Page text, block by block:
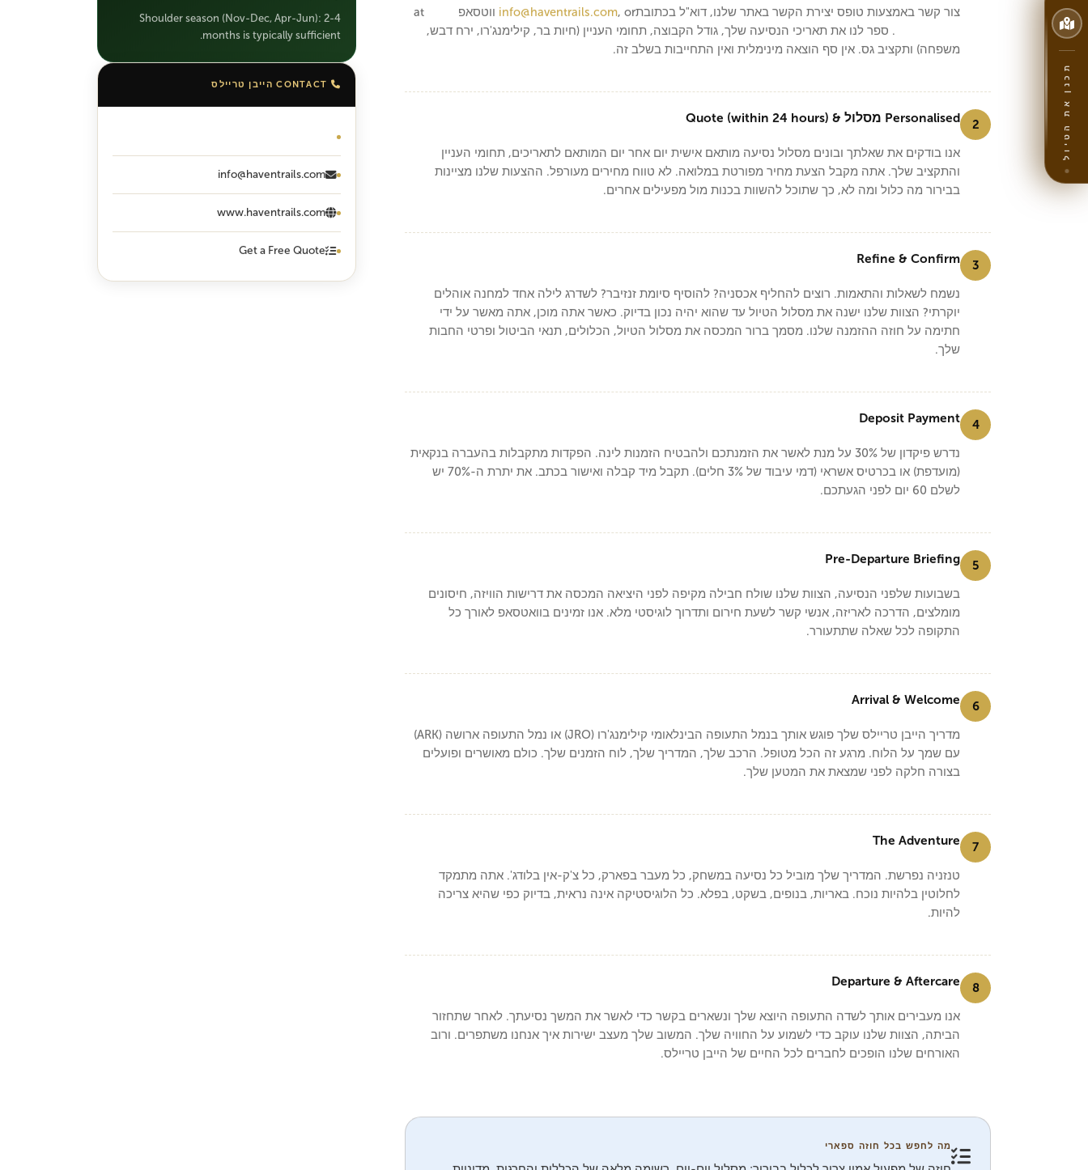
צור קשר באמצעות טופס יצירת הקשר באתר שלנו, דוא"ל בכתובת info@haventrails.com, or ווטסאפ at
. ספר לנו את תאריכי הנסיעה שלך, גודל הקבוצה, תחומי העניין (חיות בר, קילימנג'רו, ירח דבש,
משפחה) ותקציב גס. אין סף הוצאה מינימלית ואין התחייבות בשלב זה.
2 Personalised מסלול & Quote (within 24 hours)
אנו בודקים את שאלתך ובונים מסלול נסיעה מותאם אישית יום אחר יום המותאם לתאריכים, תחומי העניין
והתקציב שלך. אתה מקבל הצעת מחיר מפורטת במלואה. לא טווח מחירים מעורפל. ההצעות שלנו מציינות
בבירור מה כלול ומה לא, כך שתוכל להשוות בכנות מול מפעילים אחרים.
3
Refine & Confirm
נשמח לשאלות והתאמות. רוצים להחליף אכסניה? להוסיף סיומת זנזיבר? לשדרג לילה אחד למחנה אוהלים
יוקרתי? הצוות שלנו ישנה את מסלול הטיול עד שהוא יהיה נכון בדיוק. כאשר אתה מוכן, אתה מאשר על ידי
חתימה על חוזה ההזמנה שלנו. מסמך ברור המכסה את מסלול הטיול, הכלולים, תנאי הביטול ופרטי החבות
שלך.
4
Deposit Payment
נדרש פיקדון של 30% על מנת לאשר את הזמנתכם ולהבטיח הזמנות לינה. הפקדות מתקבלות בהעברה בנקאית
(מועדפת) או בכרטיס אשראי (דמי עיבוד של 3% חלים). תקבל מיד קבלה ואישור בכתב. את יתרת ה-70% יש
לשלם 60 יום לפני הגעתכם.
5
Pre-Departure Briefing
בשבועות שלפני הנסיעה, הצוות שלנו שולח חבילה מקיפה לפני היציאה המכסה את דרישות הוויזה, חיסונים
מומלצים, הדרכה לאריזה, אנשי קשר לשעת חירום ותדרוך לוגיסטי מלא. אנו זמינים בוואטסאפ לאורך כל
התקופה לכל שאלה שתתעורר.
6
Arrival & Welcome
מדריך הייבן טריילס שלך פוגש אותך בנמל התעופה הבינלאומי קילימנג'רו (JRO) או נמל התעופה ארושה (ARK)
עם שמך על הלוח. מרגע זה הכל מטופל. הרכב שלך, המדריך שלך, לוח הזמנים שלך. כולם מאושרים ופועלים
בצורה חלקה לפני שמצאת את המטען שלך.
7
The Adventure
טנזניה נפרשת. המדריך שלך מוביל כל נסיעה במשחק, כל מעבר בפארק, כל צ'ק-אין בלודג'. אתה מתמקד
לחלוטין בלהיות נוכח. באריות, בנופים, בשקט, בפלא. כל הלוגיסטיקה אינה נראית, בדיוק כפי שהיא צריכה
להיות.
8
Departure & Aftercare
אנו מעבירים אותך לשדה התעופה היוצא שלך ונשארים בקשר כדי לאשר את המשך נסיעתך. לאחר שתחזור
הביתה, הצוות שלנו עוקב כדי לשמוע על החוויה שלך. המשוב שלך מעצב ישירות איך אנחנו משתפרים. ורוב
האורחים שלנו הופכים לחברים לכל החיים של הייבן טריילס.
מה לחפש בכל חוזה ספארי
Shoulder season (Nov-Dec, Apr-Jun): 2-4
months is typically sufficient.
info@haventrails.com
www.haventrails.com
Get a Free Quote
תכנן את הטיול